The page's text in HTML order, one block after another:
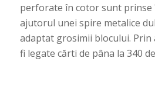
perforate în cotor sunt prinse
ajutorul unei spire metalice
adaptat grosimii blocului. Prin
fi legate cărti de pâna la 340